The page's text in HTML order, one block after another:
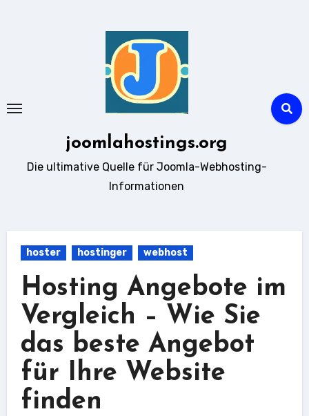
joomlahostings.org
Die ultimative Quelle für Joomla-Webhosting-
Informationen
hoster hostinger webhost
Hosting Angebote im
Vergleich – Wie Sie
das beste Angebot
für Ihre Website
finden